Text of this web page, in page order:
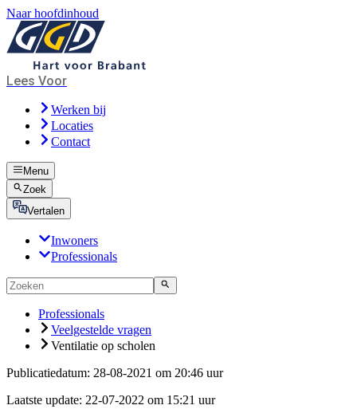
Naar hoofdinhoud
Lees Voor
Werken bij
Locaties
Contact
Menu
Zoek
Vertalen
Inwoners
Professionals
Professionals
Veelgestelde vragen
Ventilatie op scholen
Publicatiedatum: 28-08-2021 om 20:46 uur
Laatste update: 22-07-2022 om 15:21 uur